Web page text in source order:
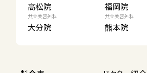
高松院 福岡院
共立美容外科
大分院
共立美容外科
熊本院